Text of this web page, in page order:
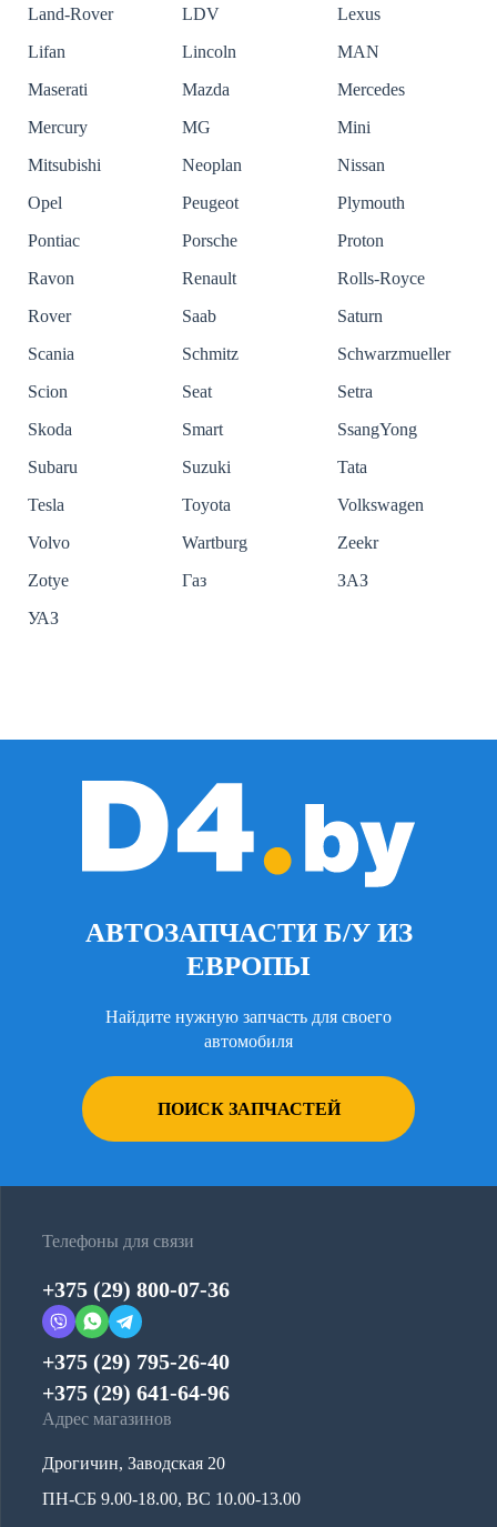
Land-Rover
LDV
Lexus
Lifan
Lincoln
MAN
Maserati
Mazda
Mercedes
Mercury
MG
Mini
Mitsubishi
Neoplan
Nissan
Opel
Peugeot
Plymouth
Pontiac
Porsche
Proton
Ravon
Renault
Rolls-Royce
Rover
Saab
Saturn
Scania
Schmitz
Schwarzmueller
Scion
Seat
Setra
Skoda
Smart
SsangYong
Subaru
Suzuki
Tata
Tesla
Toyota
Volkswagen
Volvo
Wartburg
Zeekr
Zotye
Газ
ЗАЗ
УАЗ
АВТОЗАПЧАСТИ Б/У ИЗ
ЕВРОПЫ
Найдите нужную запчасть для своего
автомобиля
ПОИСК ЗАПЧАСТЕЙ
Телефоны для связи
+375 (29) 800-07-36
+375 (29) 795-26-40
+375 (29) 641-64-96
Адрес магазинов
Дрогичин, Заводская 20
ПН-СБ 9.00-18.00, ВС 10.00-13.00